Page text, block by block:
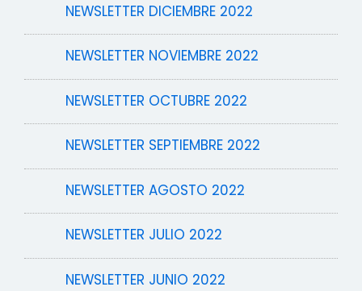
NEWSLETTER DICIEMBRE 2022
NEWSLETTER NOVIEMBRE 2022
NEWSLETTER OCTUBRE 2022
NEWSLETTER SEPTIEMBRE 2022
NEWSLETTER AGOSTO 2022
NEWSLETTER JULIO 2022
NEWSLETTER JUNIO 2022